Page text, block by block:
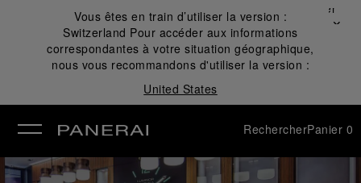
Vous êtes en train d’utiliser la version :
Switzerland Pour accéder aux informations
correspondantes à votre situation géographique,
nous vous recommandons d'utiliser la version :
United States
Fermer
✕
RechercherPanier 0